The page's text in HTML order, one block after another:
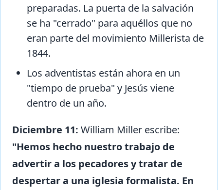
preparadas. La puerta de la salvación
se ha "cerrado" para aquéllos que no
eran parte del movimiento Millerista de
1844.
Los adventistas están ahora en un
"tiempo de prueba" y Jesús viene
dentro de un año.
Diciembre 11: William Miller escribe:
"Hemos hecho nuestro trabajo de
advertir a los pecadores y tratar de
despertar a una iglesia formalista. En